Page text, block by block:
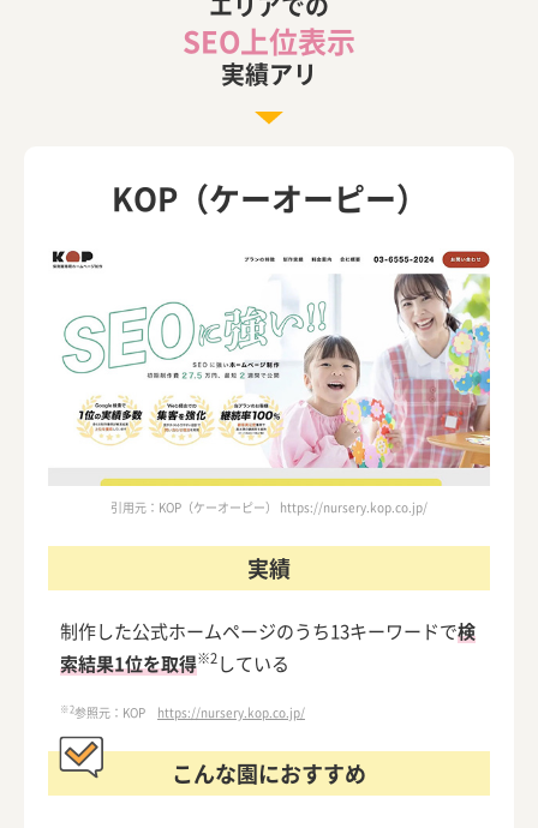
【保育園・幼稚園向け】保育士バンク！ウェブパックのホー
ムページ制作の特徴は？
ムページ制作の特徴は？
【保育園・幼稚園向け】ホームページ本舗のホームページ制
【保育園・幼稚園向け】メディアプライムスタイルのホーム
ページ制作の特徴は？
【保育園・幼稚園向け】ゆびすいコンサルティングのホーム
ページ制作の特徴は？
【保育園・幼稚園向け】ラップルのホームページ制作の特徴
SEO上位表示
実績アリ
KOP（ケーオーピー）
引用元：KOP（ケーオーピー） https://nursery.kop.co.jp/
実績
制作した公式ホームページのうち13キーワードで検
索結果1位を取得※2している
※2参照元：KOP https://nursery.kop.co.jp/
こんな園におすすめ